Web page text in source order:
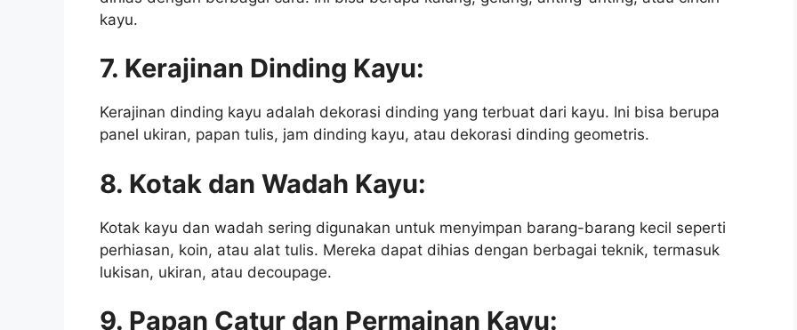
kayu.
7. Kerajinan Dinding Kayu:
Kerajinan dinding kayu adalah dekorasi dinding yang terbuat dari kayu. Ini bisa berupa
panel ukiran, papan tulis, jam dinding kayu, atau dekorasi dinding geometris.
8. Kotak dan Wadah Kayu:
Kotak kayu dan wadah sering digunakan untuk menyimpan barang-barang kecil seperti
perhiasan, koin, atau alat tulis. Mereka dapat dihias dengan berbagai teknik, termasuk
lukisan, ukiran, atau decoupage.
9. Papan Catur dan Permainan Kayu: